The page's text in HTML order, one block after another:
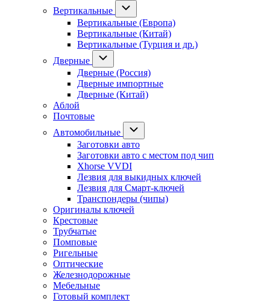
Вертикальные
Вертикальные (Европа)
Вертикальные (Китай)
Вертикальные (Турция и др.)
Дверные
Дверные (Россия)
Дверные импортные
Дверные (Китай)
Аблой
Почтовые
Автомобильные
Заготовки авто
Заготовки авто с местом под чип
Xhorse VVDI
Лезвия для выкидных ключей
Лезвия для Смарт-ключей
Транспондеры (чипы)
Оригиналы ключей
Крестовые
Трубчатые
Помповые
Ригельные
Оптические
Железнодорожные
Мебельные
Готовый комплект